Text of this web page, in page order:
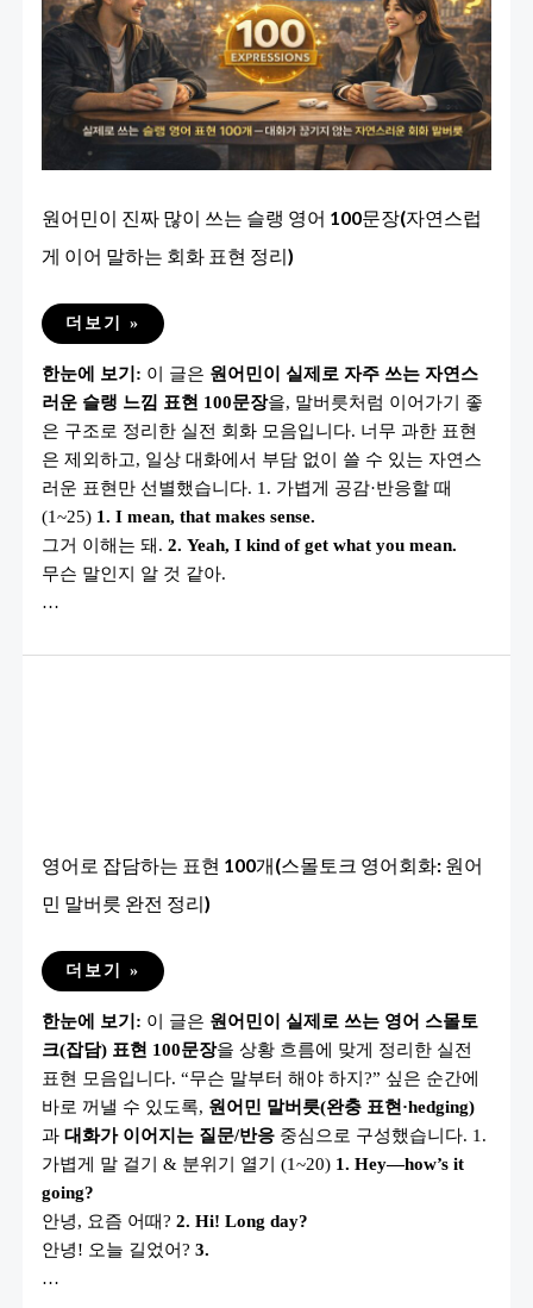
원어민이 진짜 많이 쓰는 슬랭 영어 100문장(자연스럽
게 이어 말하는 회화 표현 정리)
원
이
짜
많
이
쓰
는
슬
영
어
100
문
럽
리)
더보기 »
한눈에 보기: 이 글은 원어민이 실제로 자주 쓰는 자연스
러운 슬랭 느낌 표현 100문장을, 말버릇처럼 이어가기 좋
은 구조로 정리한 실전 회화 모음입니다. 너무 과한 표현
은 제외하고, 일상 대화에서 부담 없이 쓸 수 있는 자연스
러운 표현만 선별했습니다. 1. 가볍게 공감·반응할 때
(1~25) 1. I mean, that makes sense.
그거 이해는 돼. 2. Yeah, I kind of get what you mean.
무슨 말인지 알 것 같아.
…
영어로 잡담하는 표현 100개(스몰토크 영어회화: 원어
민 말버릇 완전 정리)
영
잡
하
는
표
현
100
개
(스
몰
토
크
영
어
회
더보기 »
한눈에 보기: 이 글은 원어민이 실제로 쓰는 영어 스몰토
크(잡담) 표현 100문장을 상황 흐름에 맞게 정리한 실전
표현 모음입니다. “무슨 말부터 해야 하지?” 싶은 순간에
바로 꺼낼 수 있도록, 원어민 말버릇(완충 표현·hedging)
과 대화가 이어지는 질문/반응중심으로 구성했습니다. 1.
가볍게 말 걸기 & 분위기 열기 (1~20) 1. Hey—how’s it
going?
안녕, 요즘 어때? 2. Hi! Long day?
안녕! 오늘 길었어? 3.
…